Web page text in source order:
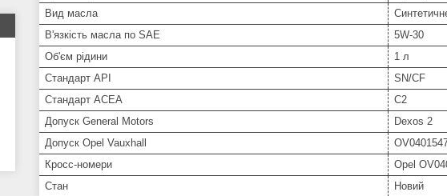
Вид масла
В'язкість масла по SAE
5W-30
Об'єм рідини
1 л
Стандарт API
SN/CF
Стандарт ACEA
C2
Допуск General Motors
Dexos 2
Допуск Opel Vauxhall
Кросс-номери
Opel
Стан
Новий